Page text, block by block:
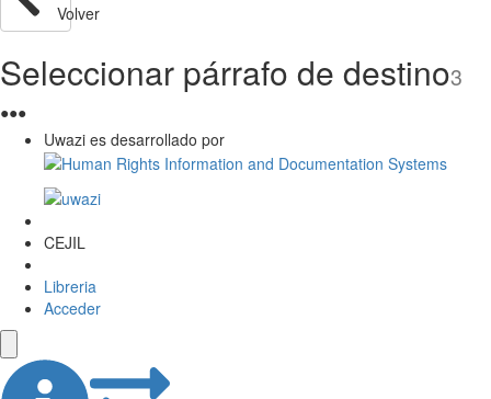
Volver
Seleccionar párrafo de destino3
●●●
Uwazi es desarrollado por
CEJIL
Libreria
Acceder